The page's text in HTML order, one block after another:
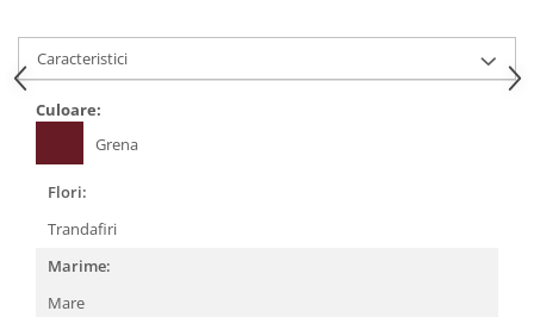
Caracteristici
Culoare:
Grena
Flori:
Trandafiri
Marime:
Mare